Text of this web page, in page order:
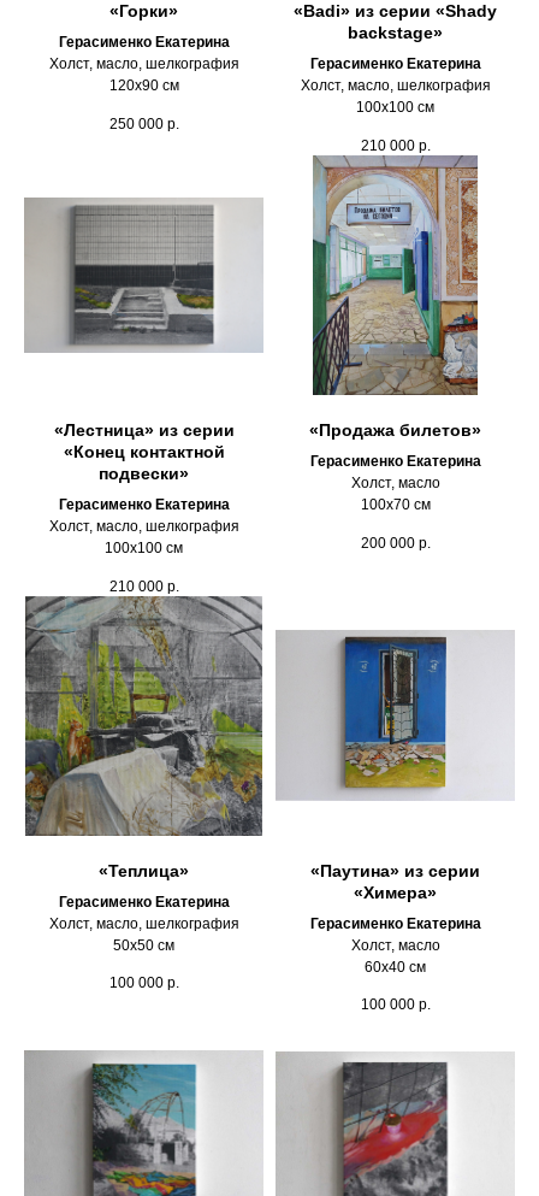
«Горки»
Герасименко Екатерина
Холст, масло, шелкография
120х90 см
250 000 р.
«Badi» из серии «Shady
backstage»
Герасименко Екатерина
Холст, масло, шелкография
100х100 см
210 000 р.
«Лестница» из серии
«Конец контактной
подвески»
Герасименко Екатерина
Холст, масло, шелкография
100х100 см
210 000 р.
«Продажа билетов»
Герасименко Екатерина
Холст, масло
100х70 см
200 000 р.
«Теплица»
Герасименко Екатерина
Холст, масло, шелкография
50х50 см
100 000 р.
«Паутина» из серии
«Химера»
Герасименко Екатерина
Холст, масло
60х40 см
100 000 р.